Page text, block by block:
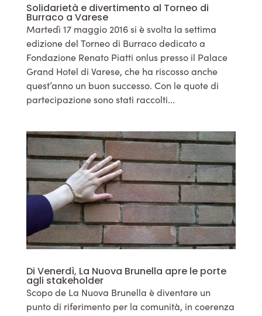
Solidarietà e divertimento al Torneo di
Burraco a Varese
Martedì 17 maggio 2016 si è svolta la settima
edizione del Torneo di Burraco dedicato a
Fondazione Renato Piatti onlus presso il Palace
Grand Hotel di Varese, che ha riscosso anche
quest’anno un buon successo. Con le quote di
partecipazione sono stati raccolti...
Di Venerdì, La Nuova Brunella apre le porte
agli stakeholder
Scopo de La Nuova Brunella è diventare un
punto di riferimento per la comunità, in coerenza